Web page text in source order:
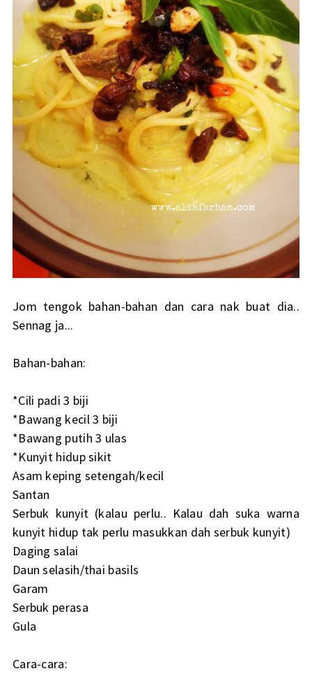
Jom tengok bahan-bahan dan cara nak buat dia..
Sennag ja...
Bahan-bahan:
*Cili padi 3 biji
*Bawang kecil 3 biji
*Bawang putih 3 ulas
*Kunyit hidup sikit
Asam keping setengah/kecil
Santan
Serbuk kunyit (kalau perlu.. Kalau dah suka warna
kunyit hidup tak perlu masukkan dah serbuk kunyit)
Daging salai
Daun selasih/thai basils
Garam
Serbuk perasa
Gula
Cara-cara: